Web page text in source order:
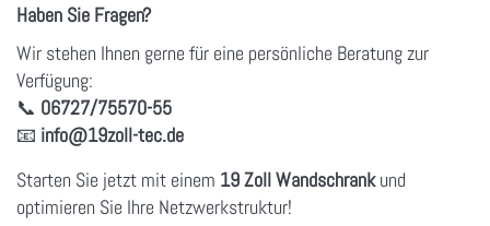
Haben Sie Fragen?
Wir stehen Ihnen gerne für eine persönliche Beratung zur
Verfügung:
📞 06727/75570-55
📧 info@19zoll-tec.de
Starten Sie jetzt mit einem 19 Zoll Wandschrankund
optimieren Sie Ihre Netzwerkstruktur!